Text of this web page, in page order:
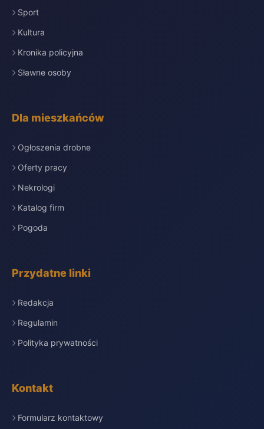
Sport
Kultura
Kronika policyjna
Sławne osoby
Dla mieszkańców
Ogłoszenia drobne
Oferty pracy
Nekrologi
Katalog firm
Pogoda
Przydatne linki
Redakcja
Regulamin
Polityka prywatności
Kontakt
Formularz kontaktowy